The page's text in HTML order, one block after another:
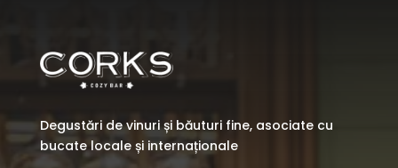
Degustări de vinuri și băuturi fine, asociate cu
bucate locale și internaționale